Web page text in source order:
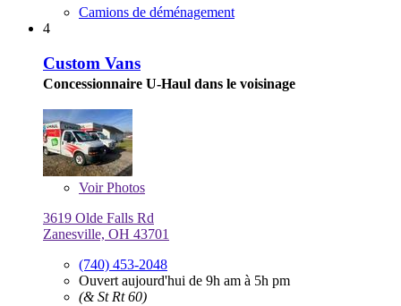
Camions de déménagement
4
Custom Vans
Concessionnaire U-Haul dans le voisinage
VoirPhotos
3619 Olde Falls Rd
Zanesville, OH 43701
(740) 453-2048
Ouvert aujourd'hui de 9h am à 5h pm
(& St Rt 60)